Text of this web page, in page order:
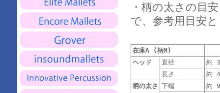
・柄の太さの
で、参考用目安
在庫A (柄M)
ヘッド
直径
約
長さ
約
柄の太さ 下端
約